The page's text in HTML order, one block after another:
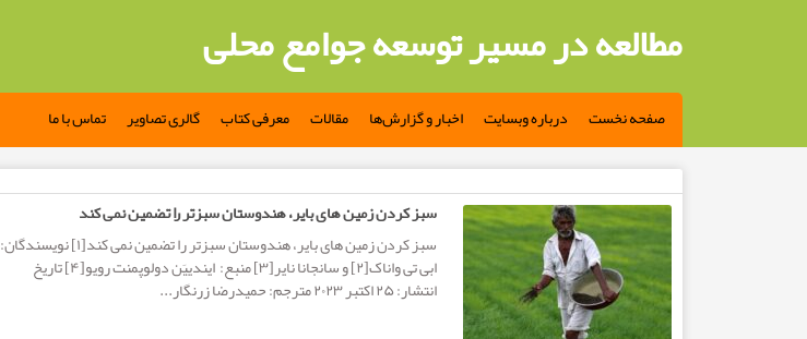
مطالعه در مسیر توسعه جوامع محلی
صفحه نخست درباره وبسایت اخبار و گزارش‌ها مقالات معرفی کتاب گالری تصاویر تماس با ما
سبز کردن زمین های بایر، هندوستان سبزتر را تضمین نمی کند
سبز کردن زمین های بایر، هندوستان سبزتر را تضمین نمی کند[۱] نویسندگان:
ابی تی واناک[۲] و سانجانا نایر[۳] منبع: ایندییَن دولوپمنت رویو[۴] تاریخ
انتشار: ۲۵ اکتبر ۲۰۲۳ مترجم: حمیدرضا زرنگار...